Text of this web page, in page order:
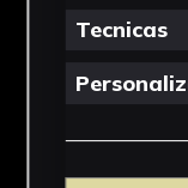
Tecnicas